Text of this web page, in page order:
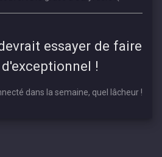
essayer de faire
!
dans la semaine, quel lâcheur !